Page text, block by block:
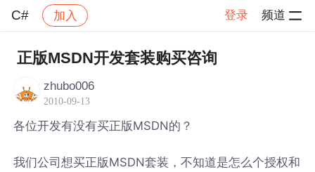
C# 加入 登录 频道
社区 C# 帖子详情
正版MSDN开发套装购买咨询
zhubo006
2010-09-13
各位开发有没有买正版MSDN的？
我们公司想买正版MSDN套装，不知道是怎么个授权和